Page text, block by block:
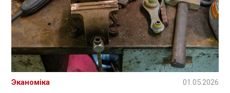
Эканоміка 01.05.2026